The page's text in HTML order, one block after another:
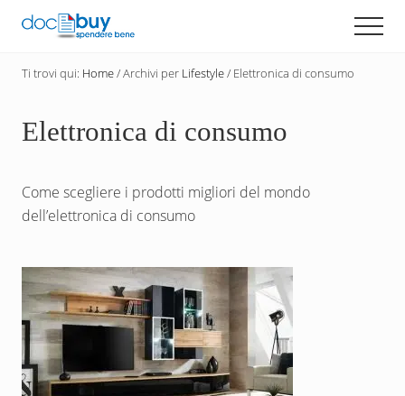
Menu
Passa
principale
un
acquirente
con
DocBuy
Ti trovi qui: Home/Archivi per Lifestyle/ Elettronica di consumo
Elettronica di consumo
Come scegliere i prodotti migliori del mondo
dell’elettronica di consumo